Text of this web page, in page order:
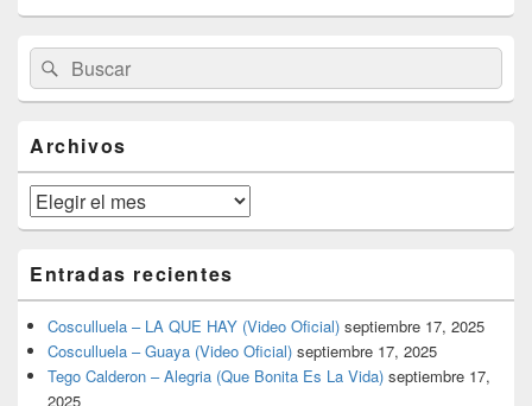
área
de
widget
lateral
primaria
Buscar
por:
Buscar
Archivos
Archivos
Entradas recientes
Cosculluela – LA QUE HAY (Video Oficial) septiembre 17, 2025
Cosculluela – Guaya (Video Oficial) septiembre 17, 2025
Tego Calderon – Alegria (Que Bonita Es La Vida) septiembre 17,
2025